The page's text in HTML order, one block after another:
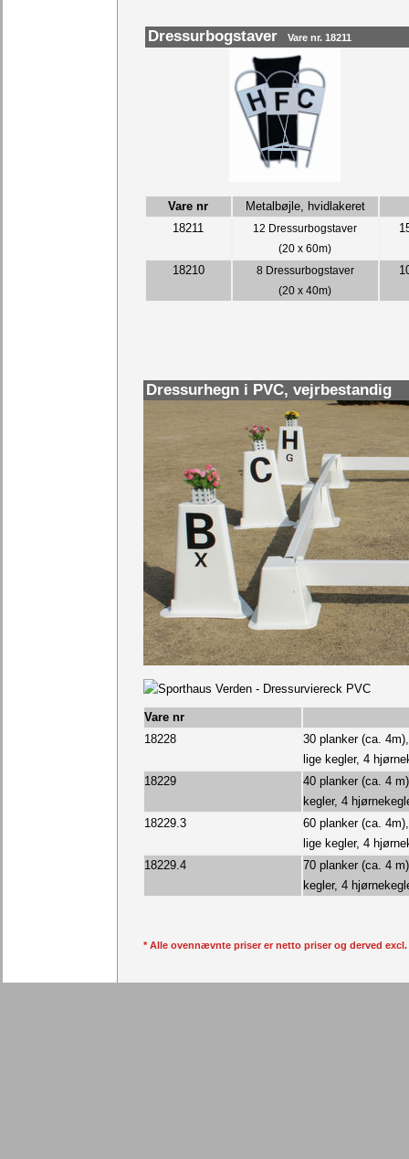
Dressurbogstaver Vare nr. 18211
Vare nr
Metalbøjle, hvidlakeret
18211
12 Dressurbogstaver
(20 x 60m)
18210 8 Dressurbogstaver
(20 x 40m)
Dressurhegn i PVC, vejrbestandig
Vare nr
18228
30 planker (ca.
lige kegler, 4
18229
40 planker (ca. 4
kegler, 4
18229.3
60 planker (ca.
lige kegler, 4
18229.4
70 planker (ca. 4
kegler, 4
* Alle ovennævnte priser er netto priser og derved excl.